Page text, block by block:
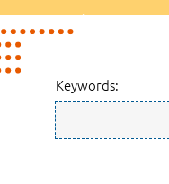
Keywords: